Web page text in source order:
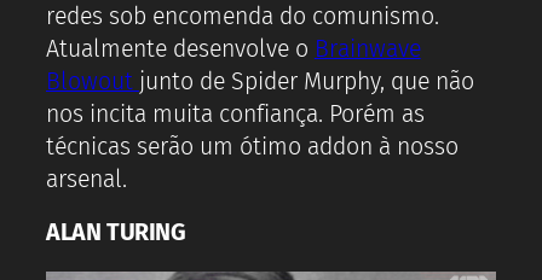
redes sob encomenda do comunismo.
Atualmente desenvolve o Brainwave
Blowout junto de Spider Murphy, que não
nos incita muita confiança. Porém as
técnicas serão um ótimo addon à nosso
arsenal.
ALAN TURING